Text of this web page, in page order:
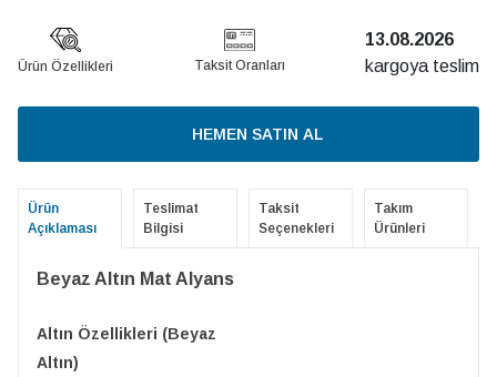
Ürün Özellikleri Taksit Oranları
13.08.2026
kargoya teslim
HEMEN SATIN AL
Ürün
Açıklaması
Teslimat
Bilgisi
Taksit
Seçenekleri
Takım
Ürünleri
Beyaz Altın Mat Alyans
Altın Özellikleri (Beyaz
Altın)